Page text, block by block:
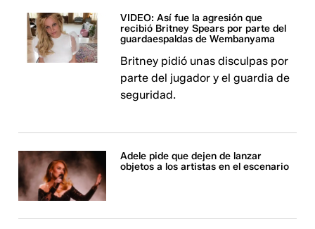
VIDEO: Así fue la agresión que
recibió Britney Spears por parte del
guardaespaldas de Wembanyama
Britney pidió unas disculpas por
parte del jugador y el guardia de
seguridad.
Adele pide que dejen de lanzar
objetos a los artistas en el escenario